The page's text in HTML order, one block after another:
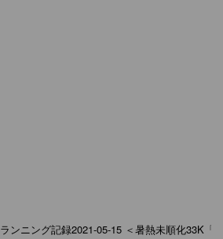
ランニング記録2021-05-15 ＜暑熱未順化33K「